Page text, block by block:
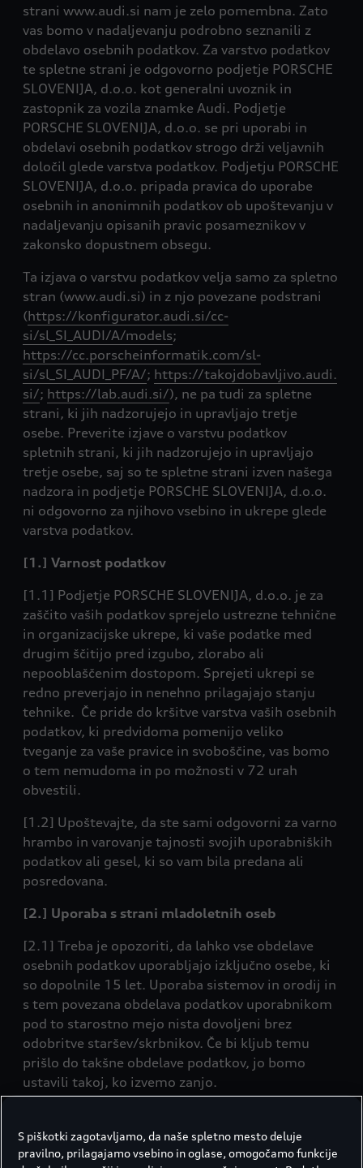
strani www.audi.si nam je zelo pomembna. Zato
vas bomo v nadaljevanju podrobno seznanili z
obdelavo osebnih podatkov. Za varstvo podatkov
te spletne strani je odgovorno podjetje PORSCHE
SLOVENIJA, d.o.o. kot generalni uvoznik in
zastopnik za vozila znamke Audi. Podjetje
PORSCHE SLOVENIJA, d.o.o. se pri uporabi in
obdelavi osebnih podatkov strogo drži veljavnih
določil glede varstva podatkov. Podjetju PORSCHE
SLOVENIJA, d.o.o. pripada pravica do uporabe
osebnih in anonimnih podatkov ob upoštevanju v
nadaljevanju opisanih pravic posameznikov v
zakonsko dopustnem obsegu.
Ta izjava o varstvu podatkov velja samo za spletno
stran (www.audi.si) in z njo povezane podstrani
(https://konfigurator.audi.si/cc-
si/sl_SI_AUDI/A/models;
https://cc.porscheinformatik.com/sl-
si/sl_SI_AUDI_PF/A/; https://takojdobavljivo.audi.
si/; https://lab.audi.si/), ne pa tudi za spletne
strani, ki jih nadzorujejo in upravljajo tretje
osebe. Preverite izjave o varstvu podatkov
spletnih strani, ki jih nadzorujejo in upravljajo
tretje osebe, saj so te spletne strani izven našega
nadzora in podjetje PORSCHE SLOVENIJA, d.o.o.
ni odgovorno za njihovo vsebino in ukrepe glede
varstva podatkov.
[1.] Varnost podatkov
[1.1] Podjetje PORSCHE SLOVENIJA, d.o.o. je za
zaščito vaših podatkov sprejelo ustrezne tehnične
in organizacijske ukrepe, ki vaše podatke med
drugim ščitijo pred izgubo, zlorabo ali
nepooblaščenim dostopom. Sprejeti ukrepi se
redno preverjajo in nenehno prilagajajo stanju
tehnike. Če pride do kršitve varstva vaših osebnih
podatkov, ki predvidoma pomenijo veliko
tveganje za vaše pravice in svoboščine, vas bomo
o tem nemudoma in po možnosti v 72 urah
obvestili.
[1.2] Upoštevajte, da ste sami odgovorni za varno
hrambo in varovanje tajnosti svojih uporabniških
podatkov ali gesel, ki so vam bila predana ali
posredovana.
[2.] Uporaba s strani mladoletnih oseb
[2.1] Treba je opozoriti, da lahko vse obdelave
osebnih podatkov uporabljajo izključno osebe, ki
so dopolnile 15 let. Uporaba sistemov in orodij in
s tem povezana obdelava podatkov uporabnikom
pod to starostno mejo nista dovoljeni brez
odobritve staršev/skrbnikov. Če bi kljub temu
prišlo do takšne obdelave podatkov, jo bomo
ustavili takoj, ko izvemo zanjo.
[3.1] Podatki, ki jih posredujete vi
S piškotki zagotavljamo, da naše spletno mesto deluje
pravilno, prilagajamo vsebino in oglase, omogočamo funkcije